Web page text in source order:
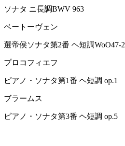
ソナタ ニ長調BWV 963
ベートーヴェン
選帝侯ソナタ第2番 ヘ短調WoO47-2
プロコフィエフ
ピアノ・ソナタ第1番 ヘ短調 op.1
ブラームス
ピアノ・ソナタ第3番 ヘ短調 op.5